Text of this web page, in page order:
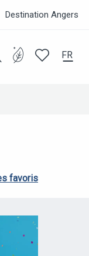
FR
Destination Angers
favoris